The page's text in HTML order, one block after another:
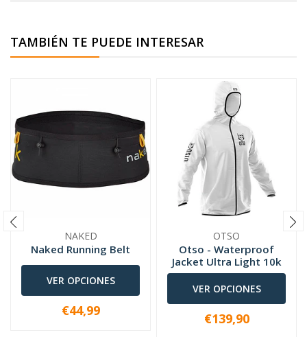
TAMBIÉN TE PUEDE INTERESAR
NAKED
Naked Running Belt
VER OPCIONES
€44,99
OTSO
Otso - Waterproof
Jacket Ultra Light 10k
VER OPCIONES
€139,90